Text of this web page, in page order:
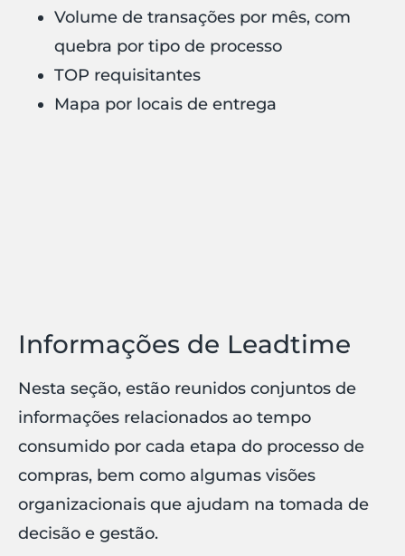
Volume de transações por mês, com
quebra por tipo de processo
TOP requisitantes
Mapa por locais de entrega
Informações de Leadtime
Nesta seção, estão reunidos conjuntos de
informações relacionados ao tempo
consumido por cada etapa do processo de
compras, bem como algumas visões
organizacionais que ajudam na tomada de
decisão e gestão.